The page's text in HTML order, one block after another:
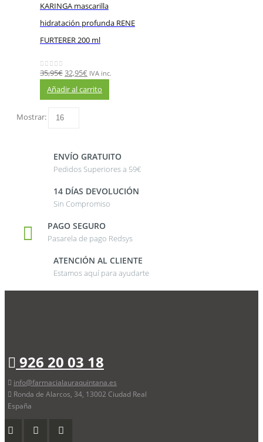
KARINGA mascarilla
hidratación profunda RENE
FURTERER 200 ml
0out of 5
35,95€32,95€ IVA inc.
Añadir al carrito
Mostrar:
ENVÍO GRATUITO
Pedidos Superiores a 59€
14 DÍAS DEVOLUCIÓN
Sin Compromiso
PAGO SEGURO
Pasarela de pago Redsys
ATENCIÓN AL CLIENTE
Estamos aquí para ayudarte
926 20 03 18
info@farmacialauraquintana.es
Ronda de Alarcos, 34, 13002 Ciudad Real
España